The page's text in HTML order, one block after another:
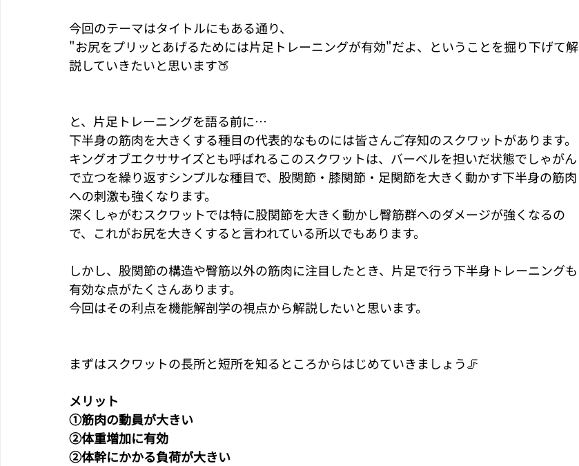
今回のテーマはタイトルにもある通り、
"お尻をプリッとあげるためには片足トレーニングが有効"だよ、ということを掘り下げて解
説していきたいと思います🍑
と、片足トレーニングを語る前に…
下半身の筋肉を大きくする種目の代表的なものには皆さんご存知のスクワットがあります。
キングオブエクササイズとも呼ばれるこのスクワットは、バーベルを担いだ状態でしゃがん
で立つを繰り返すシンプルな種目で、股関節・膝関節・足関節を大きく動かす下半身の筋肉
への刺激も強くなります。
深くしゃがむスクワットでは特に股関節を大きく動かし臀筋群へのダメージが強くなるの
で、これがお尻を大きくすると言われている所以でもあります。
しかし、股関節の構造や臀筋以外の筋肉に注目したとき、片足で行う下半身トレーニングも
有効な点がたくさんあります。
今回はその利点を機能解剖学の視点から解説したいと思います。
まずはスクワットの長所と短所を知るところからはじめていきましょう🦵
メリット
①筋肉の動員が大きい
②体重増加に有効
②体幹にかかる負荷が大きい